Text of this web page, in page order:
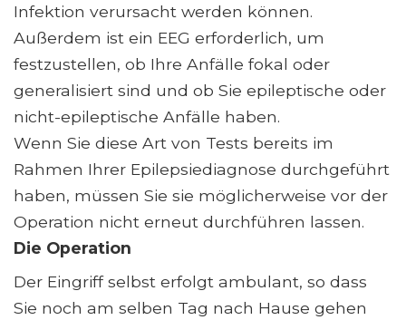
Infektion verursacht werden können.
Außerdem ist ein EEG erforderlich, um
festzustellen, ob Ihre Anfälle fokal oder
generalisiert sind und ob Sie epileptische oder
nicht-epileptische Anfälle haben.
Wenn Sie diese Art von Tests bereits im
Rahmen Ihrer Epilepsiediagnose durchgeführt
haben, müssen Sie sie möglicherweise vor der
Operation nicht erneut durchführen lassen.
Die Operation
Der Eingriff selbst erfolgt ambulant, so dass
Sie noch am selben Tag nach Hause gehen